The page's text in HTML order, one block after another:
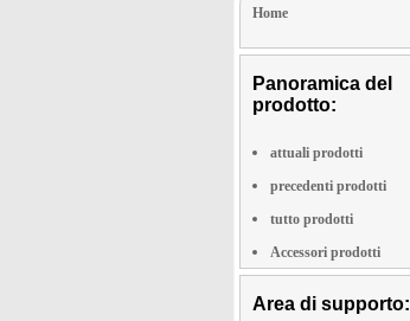
Home
Panoramica del
prodotto:
attuali prodotti
precedenti prodotti
tutto prodotti
Accessori prodotti
Area di supporto: